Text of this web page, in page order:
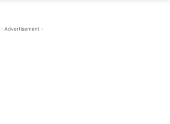
- Advertisement -